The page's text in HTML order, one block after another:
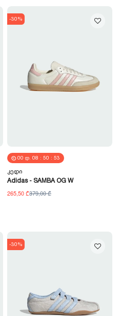
-30%
00 Დ. 08 : 50 : 52
Კედი
Adidas - SAMBA OG W
265,50 ₾379,00 ₾
-30%